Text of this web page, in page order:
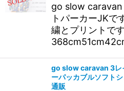
go slow caravan
トパーカーJKで
繍とプリントで
go slow caravan 3レ
ーパッカブルソフト
通販